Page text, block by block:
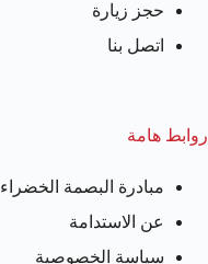
حجز زيارة
اتصل بنا
روابط هامة
مبادرة البصمة الخضراء
عن الاستدامة
سياسة الخصوصية